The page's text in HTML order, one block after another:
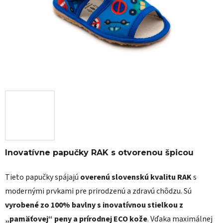
Inovatívne papučky RAK s otvorenou špicou
Tieto papučky spájajú overenú slovenskú kvalitu RAKs
modernými prvkami pre prirodzenú a zdravú chôdzu. Sú
vyrobené zo 100% bavlny s inovatívnou stielkou z
„pamäťovej“ peny a prírodnej ECO kože. Vďaka maximálnej